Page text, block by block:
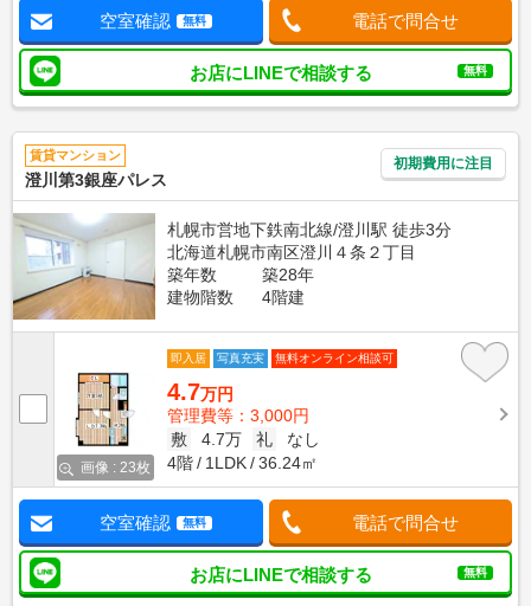
空室確認 無料 電話で問合せ
お店にLINEで相談する 無料
賃貸マンション
澄川第3銀座パレス
初期費用に注目
札幌市営地下鉄南北線/澄川駅 徒歩3分
北海道札幌市南区澄川４条２丁目
築年数
築28年
建物階数
4階建
画像 : 23枚
即入居 写真充実 無料オンライン相談可
4.7万円
管理費等：3,000円
敷
4.7万 礼
なし
4階
1LDK 36.24㎡
空室確認 無料 電話で問合せ
お店にLINEで相談する 無料